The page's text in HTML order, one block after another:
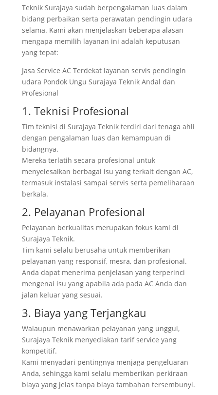
Teknik Surajaya sudah berpengalaman luas dalam
bidang perbaikan serta perawatan pendingin udara
selama. Kami akan menjelaskan beberapa alasan
mengapa memilih layanan ini adalah keputusan
yang tepat:
Jasa Service AC Terdekat layanan servis pendingin
udara Pondok Ungu Surajaya Teknik Andal dan
Profesional
1. Teknisi Profesional
Tim teknisi di Surajaya Teknik terdiri dari tenaga ahli
dengan pengalaman luas dan kemampuan di
bidangnya.
Mereka terlatih secara profesional untuk
menyelesaikan berbagai isu yang terkait dengan AC,
termasuk instalasi sampai servis serta pemeliharaan
berkala.
2. Pelayanan Profesional
Pelayanan berkualitas merupakan fokus kami di
Surajaya Teknik.
Tim kami selalu berusaha untuk memberikan
pelayanan yang responsif, mesra, dan profesional.
Anda dapat menerima penjelasan yang terperinci
mengenai isu yang apabila ada pada AC Anda dan
jalan keluar yang sesuai.
3. Biaya yang Terjangkau
Walaupun menawarkan pelayanan yang unggul,
Surajaya Teknik menyediakan tarif service yang
kompetitif.
Kami menyadari pentingnya menjaga pengeluaran
Anda, sehingga kami selalu memberikan perkiraan
biaya yang jelas tanpa biaya tambahan tersembunyi.